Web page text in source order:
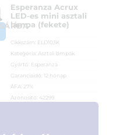
Esperanza Acrux
LED-es mini asztali
lámpa (fekete)
Cikkszám: ELD103K
Kategória: Asztali lámpák
Gyártó: Esperanza
Garanciaidő: 12 hónap
ÁFA:
27%
Azonosító: 42299